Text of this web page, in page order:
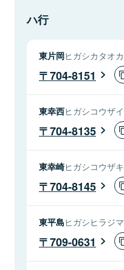
ハ行
東片岡ヒガシカタオカ
704-8151
東幸西ヒガシコウザイ
704-8135
東幸崎ヒガシコウザキ
704-8145
東平島ヒガシヒラジマ
709-0631